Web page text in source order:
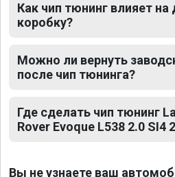
Как чип тюнинг влияет на
коробку?
Можно ли вернуть
после чип тюнинга?
Где сделать чип тюнинг
Rover Evoque L538 2.0 SI4
Вы не узнаете ваш